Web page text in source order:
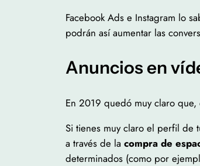
Facebook Ads e Instagram lo
podrán así aumentar las
Anuncios en
En 2019 quedó muy claro que,
Si tienes muy claro el perfil de
a través de la compra de
determinados (como por